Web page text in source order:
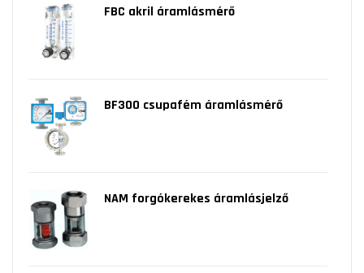
FBC akril áramlásmérő
BF300 csupafém áramlásmérő
NAM forgókerekes áramlásjelző